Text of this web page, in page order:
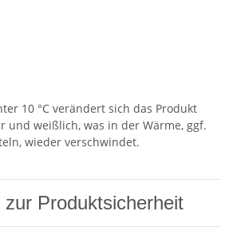
10 °C verändert sich das Produkt
und weißlich, was in der Wärme, ggf.
wieder verschwindet.
zur Produktsicherheit